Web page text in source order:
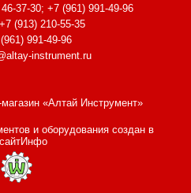
37-30; +7 (961) 991-49-96
+7 (913) 210-55-35
991-49-96
instrument.ru
«Алтай Инструмент»
и оборудованиясоздан в